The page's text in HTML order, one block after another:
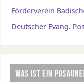
Förderverein
Deutscher Evang.
WAS IST EIN